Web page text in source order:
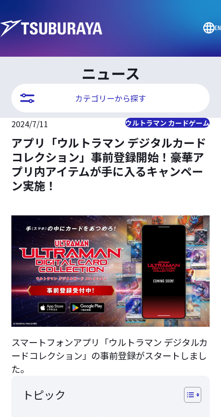
EN
ニュース
カテゴリーから探す
2024/7/11 ウルトラマン カードゲーム
アプリ「ウルトラマン デジタルカード
コレクション」事前登録開始！豪華ア
プリ内アイテムが手に入るキャンペー
ン実施！
スマートフォンアプリ「ウルトラマン デジタルカ
ードコレクション」の事前登録がスタートしまし
た。
トピック